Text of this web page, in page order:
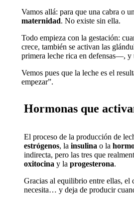
Vamos allá: para que una cabra o
maternidad. No existe sin ella.
Todo empieza con la gestación:
crece, también se activan las
primera leche rica en defensas—, y
Vemos pues que la leche es el
empezar”.
Hormonas que
El proceso de la producción de
estrógenos, la insulina o la
indirecta, pero las tres que
oxitocina y la progesterona.
Gracias al equilibrio entre ellas, el
necesita… y deja de producir